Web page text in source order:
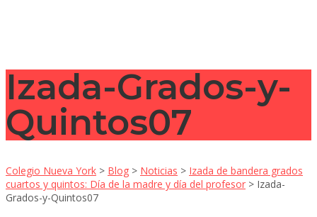
Izada-Grados-y-
Quintos07
Colegio Nueva York > Blog > Noticias > Izada de bandera grados
cuartos y quintos: Día de la madre y día del profesor > Izada-
Grados-y-Quintos07